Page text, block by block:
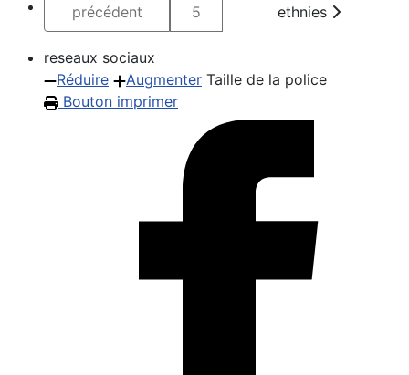
précédent
5
ethnies
reseaux sociaux
Réduire
Augmenter Taille de la police
Bouton imprimer